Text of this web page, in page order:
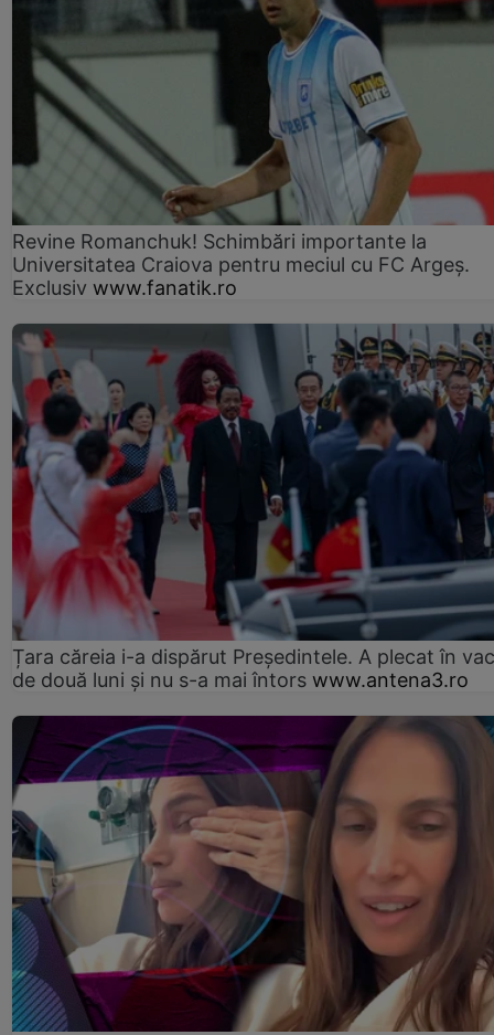
Revine Romanchuk! Schimbări importante la
Universitatea Craiova pentru meciul cu FC Argeş.
Exclusiv www.fanatik.ro
Țara căreia i-a dispărut Președintele. A plecat în
de două luni și nu s-a mai întors www.antena3.ro